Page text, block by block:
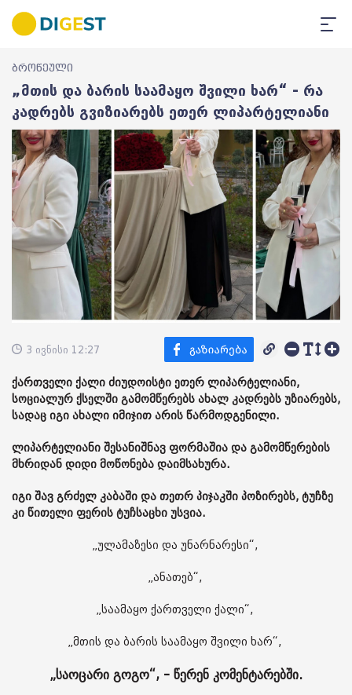
ბროწეული
„მთის და ბარის საამაყო შვილი ხარ“ - რა
კადრებს გვიზიარებს ეთერ ლიპარტელიანი
3 ივნისი 12:27
ქართველი ქალი ძიუდოისტი ეთერ ლიპარტელიანი,
სოციალურ ქსელში გამომწერებს ახალ კადრებს უზიარებს,
სადაც იგი ახალი იმიჯით არის წარმოდგენილი.
ლიპარტელიანი შესანიშნავ ფორმაშია და გამომწერების
მხრიდან დიდი მოწონება დაიმსახურა.
იგი შავ გრძელ კაბაში და თეთრ პიჯაკში პოზირებს, ტუჩზე
კი წითელი ფერის ტუჩსაცხი უსვია.
„ულამაზესი და უნარნარესი“,
„ანათებ“,
„საამაყო ქართველი ქალი“,
„მთის და ბარის საამაყო შვილი ხარ“,
„საოცარი გოგო“, - წერენ კომენტარებში.